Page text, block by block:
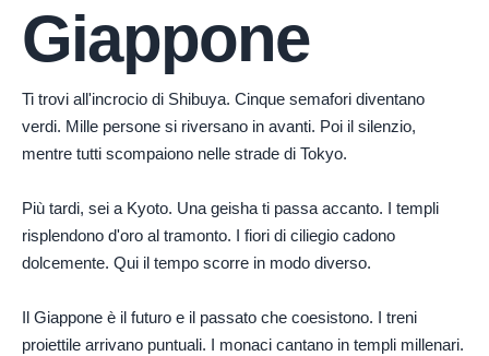
Giappone
Ti trovi all'incrocio di Shibuya. Cinque semafori diventano
verdi. Mille persone si riversano in avanti. Poi il silenzio,
mentre tutti scompaiono nelle strade di Tokyo.
Più tardi, sei a Kyoto. Una geisha ti passa accanto. I templi
risplendono d'oro al tramonto. I fiori di ciliegio cadono
dolcemente. Qui il tempo scorre in modo diverso.
Il Giappone è il futuro e il passato che coesistono. I treni
proiettile arrivano puntuali. I monaci cantano in templi millenari.